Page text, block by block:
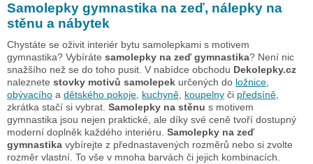
Samolepky gymnastika na zeď, nálepky na
stěnu a nábytek
Chystáte se oživit interiér bytu samolepkami s motivem
gymnastika? Vybíráte samolepky na zeď gymnastika? Není nic
snažšího než se do toho pusit. V nabídce obchodu Dekolepky.cz
naleznete stovky motivů samolepek určených do ložnice
obývacího a dětského pokoje kuchyně koupelny či předsíně
zkrátka stačí si vybrat. Samolepky na stěnu s motivem
gymnastika jsou nejen praktické, ale díky své ceně tvoří dostupný
moderní doplněk každého interiéru. Samolepky na zeď
gymnastika vybírejte z přednastavených rozměrů nebo si zvolte
rozměr vlastní. To vše v mnoha barvách či jejich kombinacích.